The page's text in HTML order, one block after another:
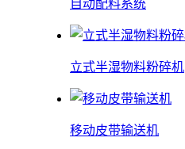
自动配料系统
立式半湿物料粉碎机
移动皮带输送机